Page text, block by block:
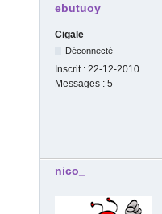
ebutuoy
Cigale
Déconnecté
Inscrit : 22-12-2010
Messages : 5
nico_